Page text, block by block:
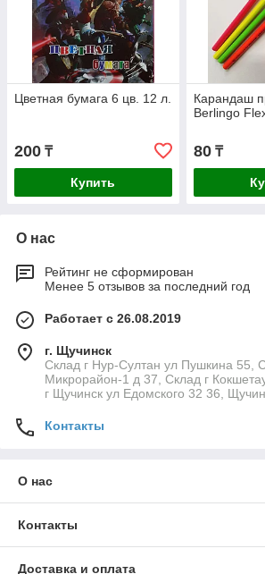
Цветная бумага 6 цв. 12 л.
200 ₸
Купить
Карандаш
Berlingo
80₸
О нас
Рейтинг не сформирован
Менее 5 отзывов за последний год
Работает с 26.08.2019
г. Щучинск
Склад г Нур-Султан ул Пушкина 55,
Микрорайон-1 д 37, Склад г
г Щучинск ул Едомского 32 36,
Контакты
О нас
Контакты
Доставка и оплата